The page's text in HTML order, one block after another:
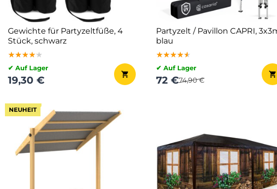
Gewichte für Partyzeltfüße, 4
Stück, schwarz
★★★★★
★★★★★
★★★★★
✔ Auf Lager
19,30 €
Partyzelt / Pavillon CAPRI,
blau
★★★★★
★★★★★
★★★★★
✔ Auf Lager
72 €74,90 €
NEUHEIT